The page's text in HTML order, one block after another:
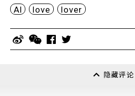
AI love lover
隐藏评论